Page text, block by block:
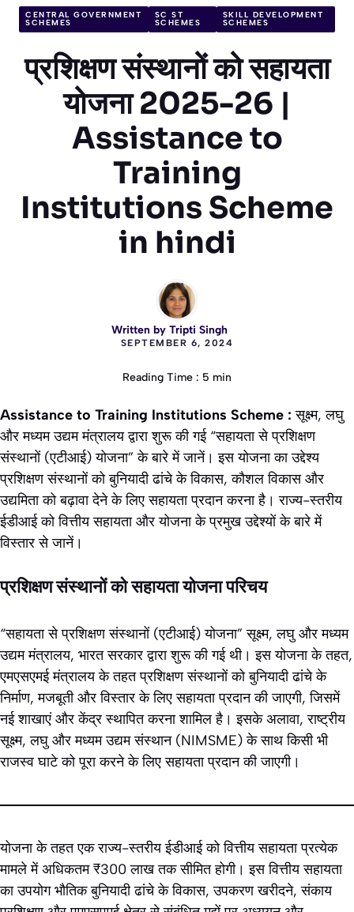
CENTRAL GOVERNMENT
SCHEMES
SC ST
SCHEMES
SKILL DEVELOPMENT
SCHEMES
प्रशिक्षण संस्थानों को सहायता
योजना 2025-26 |
Assistance to
Training
Institutions Scheme
in hindi
Written by Tripti Singh
SEPTEMBER 6, 2024
Reading Time : 5 min
Assistance to Training Institutions Scheme :सूक्ष्म, लघु
और मध्यम उद्यम मंत्रालय द्वारा शुरू की गई “सहायता से प्रशिक्षण
संस्थानों (एटीआई) योजना” के बारे में जानें। इस योजना का उद्देश्य
प्रशिक्षण संस्थानों को बुनियादी ढांचे के विकास, कौशल विकास और
उद्यमिता को बढ़ावा देने के लिए सहायता प्रदान करना है। राज्य-स्तरीय
ईडीआई को वित्तीय सहायता और योजना के प्रमुख उद्देश्यों के बारे में
विस्तार से जानें।
प्रशिक्षण संस्थानों को सहायता योजना परिचय
“सहायता से प्रशिक्षण संस्थानों (एटीआई) योजना” सूक्ष्म, लघु और मध्यम
उद्यम मंत्रालय, भारत सरकार द्वारा शुरू की गई थी। इस योजना के तहत,
एमएसएमई मंत्रालय के तहत प्रशिक्षण संस्थानों को बुनियादी ढांचे के
निर्माण, मजबूती और विस्तार के लिए सहायता प्रदान की जाएगी, जिसमें
नई शाखाएं और केंद्र स्थापित करना शामिल है। इसके अलावा, राष्ट्रीय
सूक्ष्म, लघु और मध्यम उद्यम संस्थान (NIMSME) के साथ किसी भी
राजस्व घाटे को पूरा करने के लिए सहायता प्रदान की जाएगी।
योजना के तहत एक राज्य-स्तरीय ईडीआई को वित्तीय सहायता प्रत्येक
मामले में अधिकतम ₹300 लाख तक सीमित होगी। इस वित्तीय सहायता
का उपयोग भौतिक बुनियादी ढांचे के विकास, उपकरण खरीदने, संकाय